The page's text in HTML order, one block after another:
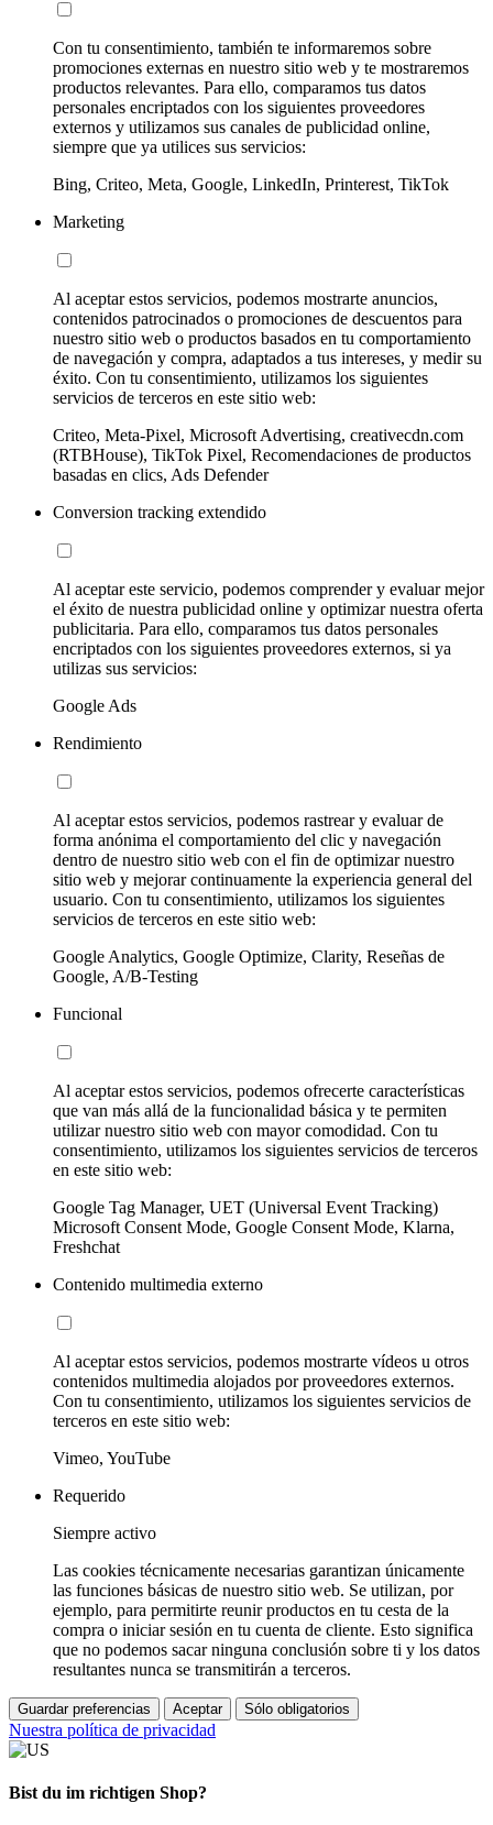
Con tu consentimiento, también te informaremos sobre
promociones externas en nuestro sitio web y te mostraremos
productos relevantes. Para ello, comparamos tus datos
personales encriptados con los siguientes proveedores
externos y utilizamos sus canales de publicidad online,
siempre que ya utilices sus servicios:
Bing, Criteo, Meta, Google, LinkedIn, Printerest, TikTok
Marketing
Al aceptar estos servicios, podemos mostrarte anuncios,
contenidos patrocinados o promociones de descuentos para
nuestro sitio web o productos basados en tu comportamiento
de navegación y compra, adaptados a tus intereses, y medir su
éxito. Con tu consentimiento, utilizamos los siguientes
servicios de terceros en este sitio web:
Criteo, Meta-Pixel, Microsoft Advertising, creativecdn.com
(RTBHouse), TikTok Pixel, Recomendaciones de productos
basadas en clics, Ads Defender
Conversion tracking extendido
Al aceptar este servicio, podemos comprender y evaluar mejor
el éxito de nuestra publicidad online y optimizar nuestra oferta
publicitaria. Para ello, comparamos tus datos personales
encriptados con los siguientes proveedores externos, si ya
utilizas sus servicios:
Google Ads
Rendimiento
Al aceptar estos servicios, podemos rastrear y evaluar de
forma anónima el comportamiento del clic y navegación
dentro de nuestro sitio web con el fin de optimizar nuestro
sitio web y mejorar continuamente la experiencia general del
usuario. Con tu consentimiento, utilizamos los siguientes
servicios de terceros en este sitio web:
Google Analytics, Google Optimize, Clarity, Reseñas de
Google, A/B-Testing
Funcional
Al aceptar estos servicios, podemos ofrecerte características
que van más allá de la funcionalidad básica y te permiten
utilizar nuestro sitio web con mayor comodidad. Con tu
consentimiento, utilizamos los siguientes servicios de terceros
en este sitio web:
Google Tag Manager, UET (Universal Event Tracking)
Microsoft Consent Mode, Google Consent Mode, Klarna,
Freshchat
Contenido multimedia externo
Al aceptar estos servicios, podemos mostrarte vídeos u otros
contenidos multimedia alojados por proveedores externos.
Con tu consentimiento, utilizamos los siguientes servicios de
terceros en este sitio web:
Vimeo, YouTube
Requerido
Siempre activo
Las cookies técnicamente necesarias garantizan únicamente
las funciones básicas de nuestro sitio web. Se utilizan, por
ejemplo, para permitirte reunir productos en tu cesta de la
compra o iniciar sesión en tu cuenta de cliente. Esto significa
que no podemos sacar ninguna conclusión sobre ti y los datos
resultantes nunca se transmitirán a terceros.
Guardar preferencias Aceptar Sólo obligatorios
Nuestra política de privacidad
Bist du im richtigen Shop?